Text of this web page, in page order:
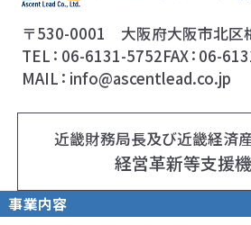
〒530-0001 大阪府大阪市北区
TEL 06-6131-5752FAX 06-
MAIL info@ascentlead.co.jp
近畿財務局長及び近畿経済
経営革新等支援
事業内容